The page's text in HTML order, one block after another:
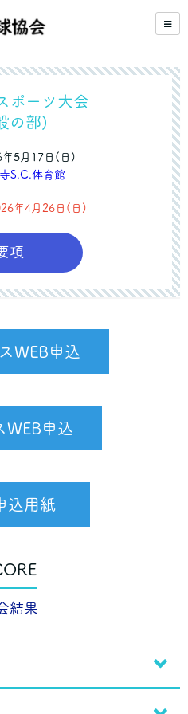
ポーツ大会
の部)
年5月17日(日)
S.C.体育館
年4月26日(日)
項
WEB申込
WEB申込
込用紙
結果